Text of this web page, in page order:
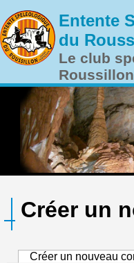
Entente
du
Le club
Créer un
Créer un nouveau